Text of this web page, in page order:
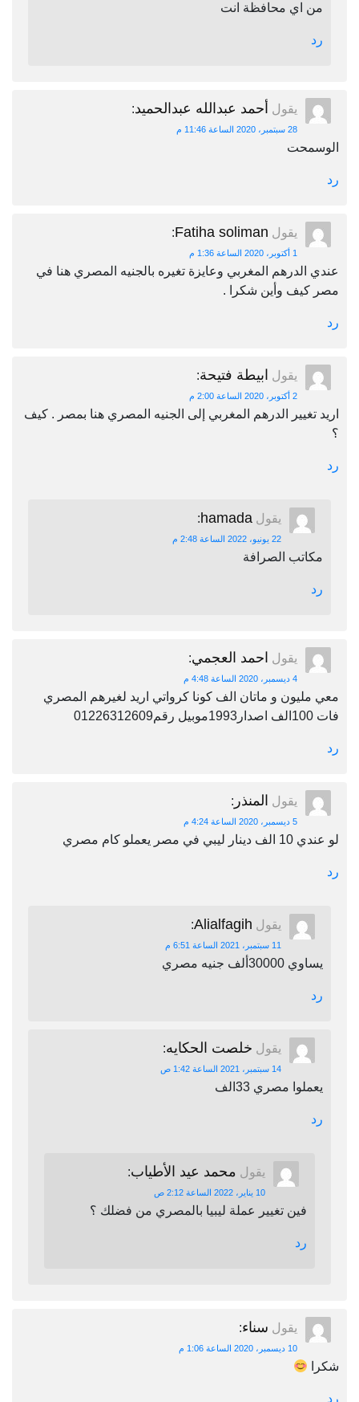
من اي محافظة انت
رد
يقول أحمد عبدالله عبدالحميد:
28 سبتمبر، 2020 الساعة 11:46 م
الوسمحت
رد
يقول Fatiha soliman
:
1 أكتوبر، 2020 الساعة 1:36 م
عندي الدرهم المغربي وعايزة تغيره بالجنيه المصري هنا في
مصر كيف وأين شكرا .
رد
يقول ابيطة فتيحة:
2 أكتوبر، 2020 الساعة 2:00 م
اريد تغيير الدرهم المغربي إلى الجنيه المصري هنا بمصر . كيف
؟
رد
يقول hamada
:
22 يونيو، 2022 الساعة 2:48 م
مكاتب الصرافة
رد
يقول احمد العجمي:
4 ديسمبر، 2020 الساعة 4:48 م
معي مليون و ماتان الف كونا كرواتي اريد لغيرهم المصري
فات 100الف اصدار1993موبيل رقم01226312609
رد
يقول المنذر :
5 ديسمبر، 2020 الساعة 4:24 م
لو عندي 10 الف دينار ليبي في مصر يعملو كام مصري
رد
يقول Alialfagih
:
11 سبتمبر، 2021 الساعة 6:51 م
يساوي 30000ألف جنيه مصري
رد
يقول خلصت الحكايه:
14 سبتمبر، 2021 الساعة 1:42 ص
يعملوا مصري 33الف
رد
يقول محمد عيد الأطياب:
10 يناير، 2022 الساعة 2:12 ص
فين تغيير عملة ليبيا بالمصري من فضلك ؟
رد
يقول سناء:
10 ديسمبر، 2020 الساعة 1:06 م
شكرا
رد